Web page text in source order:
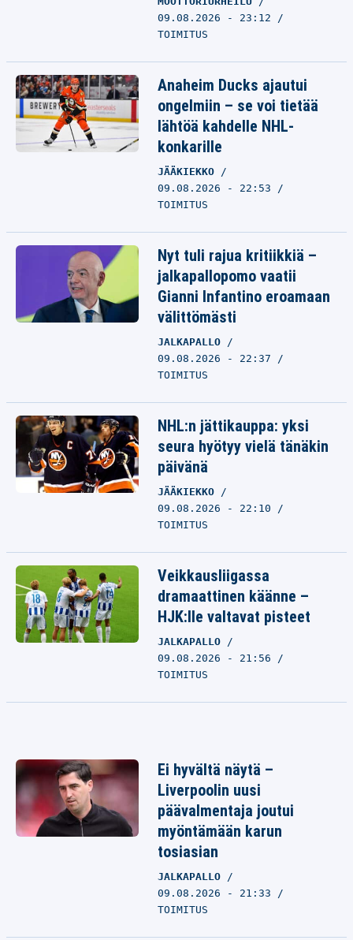
09.08.2026 - 23:12
TOIMITUS
Anaheim Ducks ajautui
ongelmiin – se voi tietää
lähtöä kahdelle NHL-
konkarille
JÄÄKIEKKO
09.08.2026 - 22:53
TOIMITUS
Nyt tuli rajua kritiikkiä –
jalkapallopomo vaatii
Gianni Infantino eroamaan
välittömästi
JALKAPALLO
09.08.2026 - 22:37
TOIMITUS
NHL:n jättikauppa: yksi
seura hyötyy vielä tänäkin
päivänä
JÄÄKIEKKO
09.08.2026 - 22:10
TOIMITUS
Veikkausliigassa
dramaattinen käänne –
HJK:lle valtavat pisteet
JALKAPALLO
09.08.2026 - 21:56
TOIMITUS
Ei hyvältä näytä –
Liverpoolin uusi
päävalmentaja joutui
myöntämään karun
tosiasian
JALKAPALLO
09.08.2026 - 21:33
TOIMITUS